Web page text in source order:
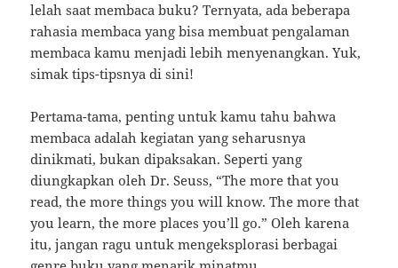
lelah saat membaca buku? Ternyata, ada beberapa
rahasia membaca yang bisa membuat pengalaman
membaca kamu menjadi lebih menyenangkan. Yuk,
simak tips-tipsnya di sini!
Pertama-tama, penting untuk kamu tahu bahwa
membaca adalah kegiatan yang seharusnya
dinikmati, bukan dipaksakan. Seperti yang
diungkapkan oleh Dr. Seuss, “The more that you
read, the more things you will know. The more that
you learn, the more places you’ll go.” Oleh karena
itu, jangan ragu untuk mengeksplorasi berbagai